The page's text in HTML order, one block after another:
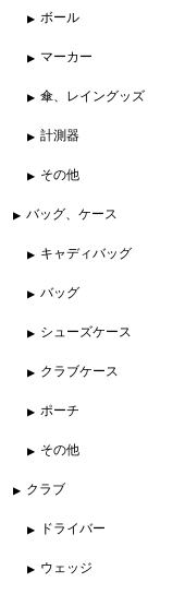
ボール
マーカー
傘、レイングッズ
計測器
その他
バッグ、ケース
キャディバッグ
バッグ
シューズケース
クラブケース
ポーチ
その他
クラブ
ドライバー
ウェッジ